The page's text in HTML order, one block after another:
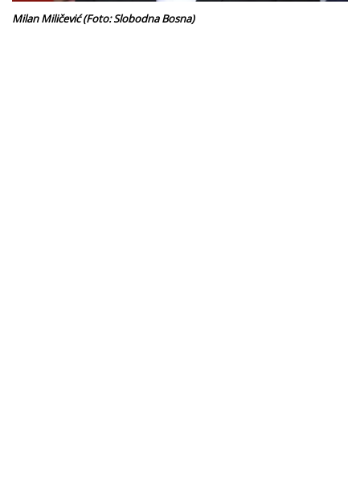
Milan Miličević (Foto: Slobodna Bosna)